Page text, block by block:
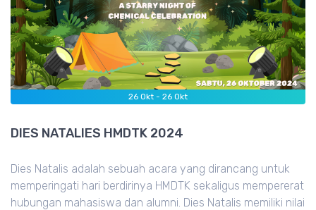
26 Okt - 26 Okt
DIES NATALIES HMDTK 2024
Dies Natalis adalah sebuah acara yang dirancang untuk
memperingati hari berdirinya HMDTK sekaligus mempererat
hubungan mahasiswa dan alumni. Dies Natalis memiliki nilai